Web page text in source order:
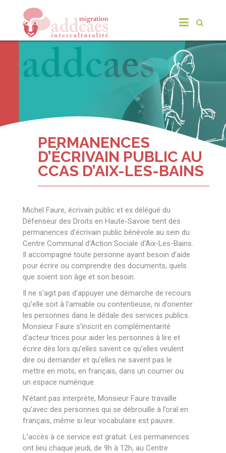
PERMANENCES
D’ÉCRIVAIN PUBLIC AU
CCAS D’AIX-LES-BAINS
Michel Faure, écrivain public et ex délégué du
Défenseur des Droits en Haute-Savoie tient des
permanences d’écrivain public bénévole au sein du
Centre Communal d’Action Sociale d’Aix-Les-Bains.
Il accompagne toute personne ayant besoin d’aide
pour écrire ou comprendre des documents, quels
que soient son âge et son besoin.
Il ne s’agit pas d’appuyer une démarche de recours
qu’elle soit à l’amiable ou contentieuse, ni d’orienter
les personnes dans le dédale des services publics.
Monsieur Faure s’inscrit en complémentarité
d’acteur·trices pour aider les personnes à lire et
écrire dès lors qu’elles savent ce qu’elles veulent
dire ou demander et qu’elles ne savent pas le
mettre en mots, en français, dans un courrier ou
un espace numérique.
N’étant pas interprète, Monsieur Faure travaille
qu’avec des personnes qui se débrouille à l’oral en
français, même si leur vocabulaire est pauvre.
L’accès à ce service est gratuit. Les permanences
ont lieu chaque jeudi, de 9h à 12h, au Centre